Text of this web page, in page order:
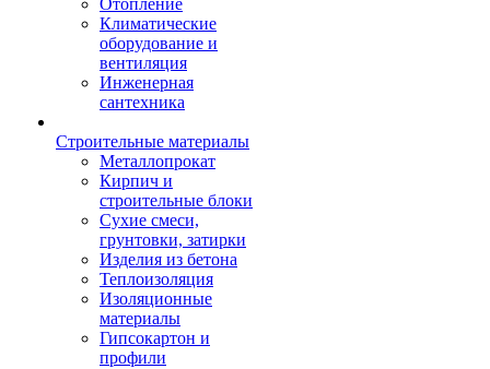
Отопление
Климатические
оборудование и
вентиляция
Инженерная
сантехника
Строительные материалы
Металлопрокат
Кирпич и
строительные блоки
Сухие смеси,
грунтовки, затирки
Изделия из бетона
Теплоизоляция
Изоляционные
материалы
Гипсокартон и
профили